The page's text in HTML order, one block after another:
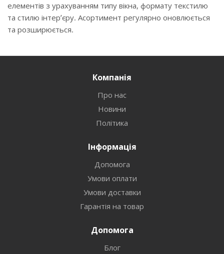
елементів з урахуванням типу вікна, формату текстилю
та стилю інтер’єру. Асортимент регулярно оновлюється
та розширюється.
Компанія
Про нас
Новини
Політика
Інформація
Допомога
Умови оплати
Умови доставки
Гарантія на товар
Допомога
Блог